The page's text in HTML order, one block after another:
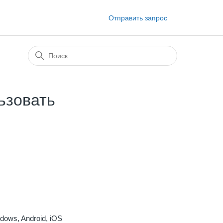
Отправить запрос
Android, iOS